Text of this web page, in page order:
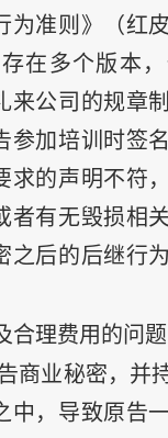
为准则》（红
在多个版本
来公司的规章
参加培训时签
求的声明不符
者有无毁损相
之后的后继行
合理费用的问题
商业秘密，并
中，导致原告